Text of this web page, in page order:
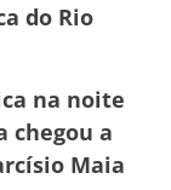
do Rio
na noite
chegou a
Maia